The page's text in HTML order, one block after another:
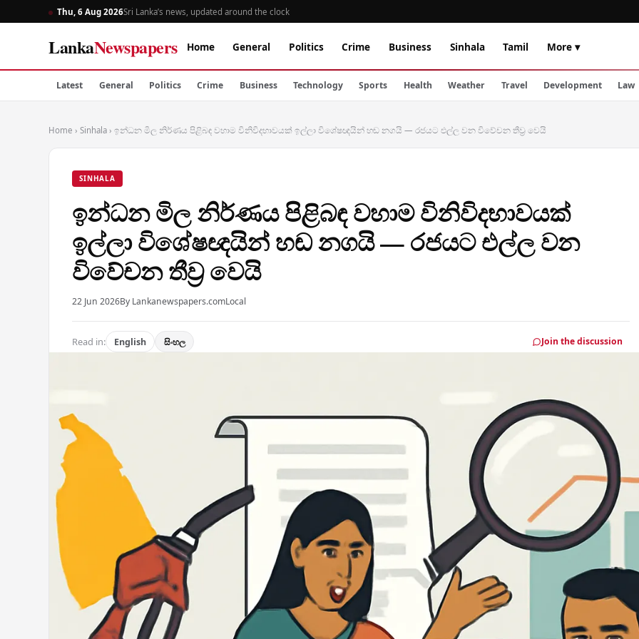
Thu, 6 Aug 2026Sri Lanka’s news, updated around the clock
LankaNewspapers Home General Politics Crime Business Sinhala Tamil More ▾
Latest General Politics Crime Business Technology Sports Health Weather Travel Development Law
Home › Sinhala › ඉන්ධන මිල නිර්ණය පිළිබඳ වහාම විනිවිදභාවයක් ඉල්ලා විශේෂඥයින් හඬ නගයි — රජයට එල්ල වන විවේචන තීව්‍ර වෙයි
SINHALA
ඉන්ධන මිල නිර්ණය පිළිබඳ වහාම විනිවිදභාවයක්
ඉල්ලා විශේෂඥයින් හඬ නගයි — රජයට එල්ල වන
විවේචන තීව්‍ර වෙයි
22 Jun 2026By Lankanewspapers.comLocal
Read in: English සිංහල Join the discussion